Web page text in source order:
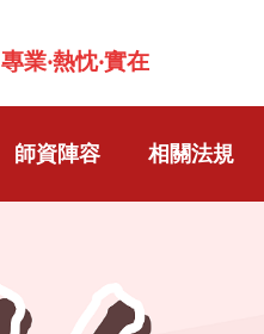
專業‧熱忱‧實在
師資陣容 相關法規